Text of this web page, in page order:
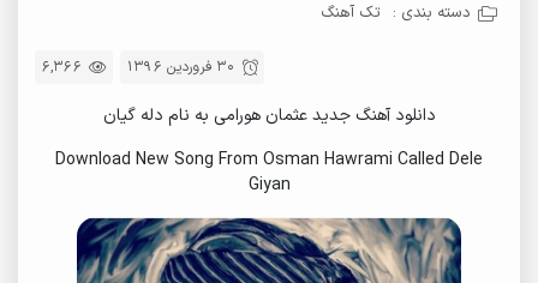
دسته بندی : تک آهنگ
6,366 30 فروردین 1396
دانلود آهنگ جدید عثمان هورامی به نام دله گیان
Download New Song From Osman Hawrami Called Dele
Giyan